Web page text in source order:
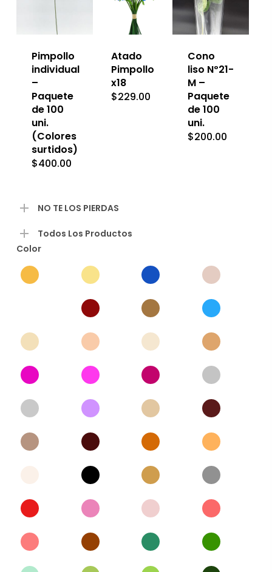
Pimpollo
individual
–
Paquete
de 100
uni.
(Colores
surtidos)
$400.00
pueden
elegir
Atado
Pimpollo
x18
$229.00
Cono
liso Nº21-
M –
Paquete
de 100
uni.
$200.00
NO TE LOS PIERDAS
Todos Los Productos
Color